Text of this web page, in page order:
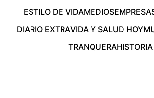
ESTILO DE VIDAMEDIOS
DIARIO EXTRAVIDA Y SALUD HOY
TRANQUERAHISTORIA